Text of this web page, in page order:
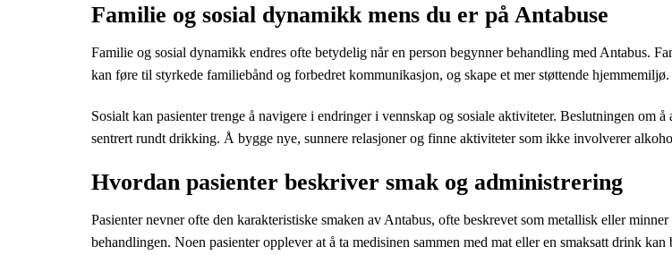
Familie og sosial dynamikk mens du er på Antabuse
Familie og sosial dynamikk endres ofte betydelig når en person begynner behandling med Antabus.
kan føre til styrkede familiebånd og forbedret kommunikasjon, og skape et mer støttende hjemmemiljø.
Sosialt kan pasienter trenge å navigere i endringer i vennskap og sosiale aktiviteter. Beslutningen
sentrert rundt drikking. Å bygge nye, sunnere relasjoner og finne aktiviteter som ikke involverer
Hvordan pasienter beskriver smak og administrering
Pasienter nevner ofte den karakteristiske smaken av Antabus, ofte beskrevet som metallisk eller
behandlingen. Noen pasienter opplever at å ta medisinen sammen med mat eller en smaksatt drink